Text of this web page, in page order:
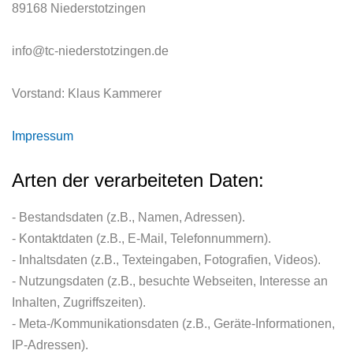
89168 Niederstotzingen
info@tc-niederstotzingen.de
Vorstand: Klaus Kammerer
Impressum
Arten der verarbeiteten Daten:
- Bestandsdaten (z.B., Namen, Adressen).
- Kontaktdaten (z.B., E-Mail, Telefonnummern).
- Inhaltsdaten (z.B., Texteingaben, Fotografien, Videos).
- Nutzungsdaten (z.B., besuchte Webseiten, Interesse an
Inhalten, Zugriffszeiten).
- Meta-/Kommunikationsdaten (z.B., Geräte-Informationen,
IP-Adressen).